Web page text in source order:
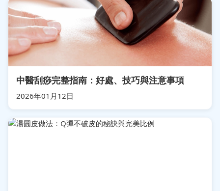
中醫刮痧完整指南：好處、技巧與注意事項
2026年01月12日